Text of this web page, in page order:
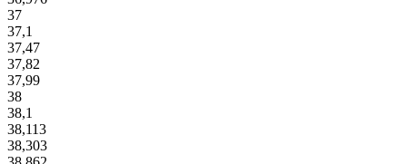
37
37,1
37,47
37,82
37,99
38
38,1
38,113
38,303